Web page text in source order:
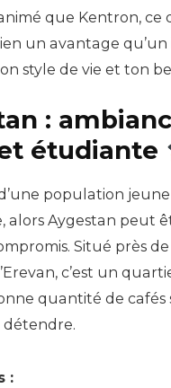
que Kentron,
un avantage
style de vie et ton
:
étudiante
d’une population
alors Aygestan peut
Situé près
c’est un
quantité de cafés
détendre.
: